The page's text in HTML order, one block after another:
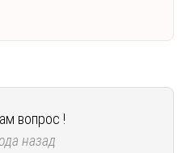
вопрос !
назад